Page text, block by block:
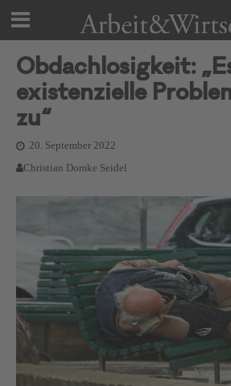
Obdachlosigkeit:
existenzielle
zu“
20. September 2022
Christian Domke Seidel